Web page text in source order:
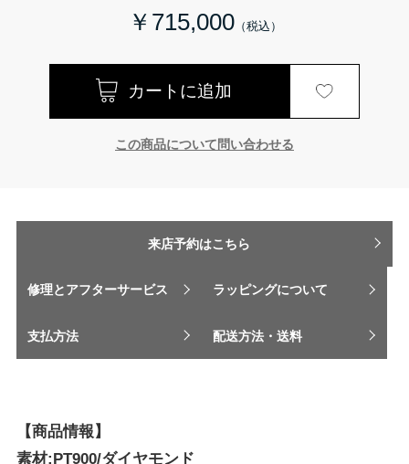
￥715,000
この商品について問い合わせる
来店予約はこちら
修理とアフターサービス ラッピングについて
支払方法 配送方法・送料
【商品情報】
素材:PT900/ダイヤモンド